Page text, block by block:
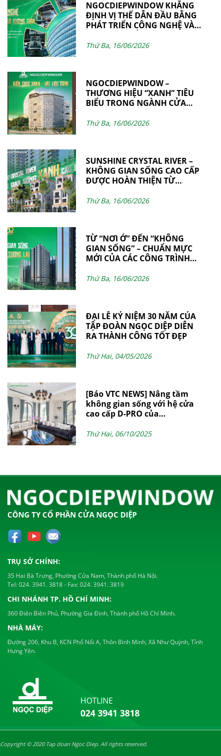
NGOCDIEPWINDOW KHẲNG
ĐỊNH VỊ THẾ DẪN ĐẦU BẰNG
PHÁT TRIỂN CÔNG NGHỆ VÀ
Thứ Ba, 16/06/2026
NGOCDIEPWINDOW –
THƯƠNG HIỆU “XANH” TIÊU
BIỂU TRONG NGÀNH CỬA
Thứ Ba, 16/06/2026
SUNSHINE CRYSTAL RIVER –
KHÔNG GIAN SỐNG CAO CẤP
ĐƯỢC HOÀN THIỆN TỪ
BỞI NGOCDIEPWINDOW
Thứ Ba, 16/06/2026
TỪ “NƠI Ở” ĐẾN “KHÔNG
GIAN SỐNG” – CHUẨN MỰC
MỚI CỦA CÁC CÔNG TRÌNH
Thứ Ba, 16/06/2026
ĐẠI LỄ KỶ NIỆM 30 NĂM CỦA
TẬP ĐOÀN NGỌC DIỆP DIỄN
RA THÀNH CÔNG TỐT ĐẸP
Thứ Hai, 04/05/2026
[Báo VTC NEWS] Nâng tầm
không gian sống với hệ cửa
cao cấp D-PRO của
Thứ Hai, 06/10/2025
CÔNG TY CỔ PHẦN CỬA NGỌC DIỆP
TRỤ SỞ CHÍNH:
35 Hai Bà Trưng, Phường Cửa Nam, Thành phố Hà Nội.
Tel:024. 3941. 3818- Fax:024. 3941. 3819
CHI NHÁNH TP. HỒ CHÍ MINH:
360 Điện Biên Phủ, Phường Gia Định, Thành phố Hồ Chí Minh.
NHÀ MÁY:
Đường 206, Khu B, KCN Phố Nối A, Thôn Bình Minh, Xã Như Quỳnh, Tỉnh
Hưng Yên.
HOTLINE
024 3941 3818
Copyright © 2020 Tap doan Ngoc Diep. All rights reserved.